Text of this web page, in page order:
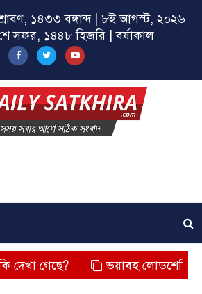
১৪৩৩ বঙ্গাব্দ | ৮ই আগস্ট, ২০২৬
সফর, ১৪৪৮ হিজরি | বর্ষাকাল
ভয়াবহ লোডশেডিং, বিদ্যুত –